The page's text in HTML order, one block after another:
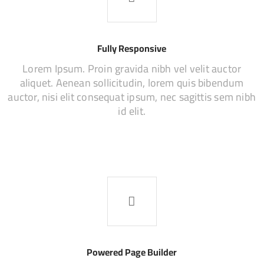
Fully Responsive
Lorem Ipsum. Proin gravida nibh vel velit auctor
aliquet. Aenean sollicitudin, lorem quis bibendum
auctor, nisi elit consequat ipsum, nec sagittis sem nibh
id elit.
Powered Page Builder